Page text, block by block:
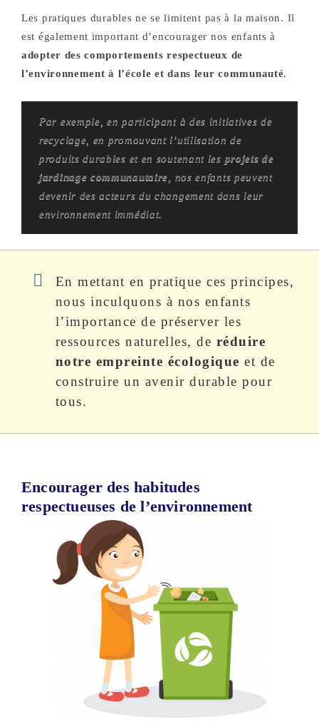
Les pratiques durables ne se limitent pas à la maison. Il
est également important d’encourager nos enfants à
adopter des comportements respectueux de
l’environnement à l’école et dans leur communauté.
Par exemple, en participant à des initiatives de
recyclage, en promouvant l’utilisation de
produits durables et en soutenant les projets de
jardinage communautaire , nos enfants peuvent
devenir des acteurs du changement dans leur
environnement immédiat.
En mettant en pratique ces principes,
nous inculquons à nos enfants
l’importance de préserver les
ressources naturelles, de réduire
notre empreinte écologique et de
construire un avenir durable pour
tous.
Encourager des habitudes
respectueuses de l’environnement